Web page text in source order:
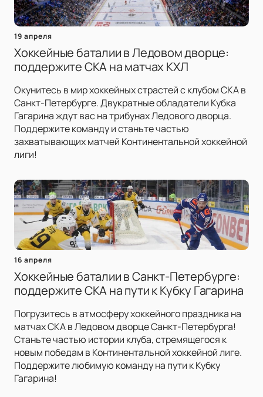
19 апреля
Хоккейные баталии в Ледовом дворце:
поддержите СКА на матчах КХЛ
Окунитесь в мир хоккейных страстей с клубом СКА в
Санкт-Петербурге. Двукратные обладатели Кубка
Гагарина ждут вас на трибунах Ледового дворца.
Поддержите команду и станьте частью
захватывающих матчей Континентальной хоккейной
лиги!
16 апреля
Хоккейные баталии в Санкт-Петербурге:
поддержите СКА на пути к Кубку Гагарина
Погрузитесь в атмосферу хоккейного праздника на
матчах СКА в Ледовом дворце Санкт-Петербурга!
Станьте частью истории клуба, стремящегося к
новым победам в Континентальной хоккейной лиге.
Поддержите любимую команду на пути к Кубку
Гагарина!